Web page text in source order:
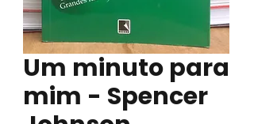
Um minuto para
mim - Spencer